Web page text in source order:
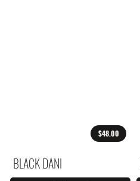
$48.00
BLACK DANI